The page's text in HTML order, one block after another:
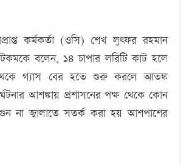
কর্মকর্তা (ওসি) শেখ লুৎফর রহমান
বলেন, ১৪ চাপার লরিটি কাট হলে
গ্যাস বের হতে শুরু করলে আতঙ্ক
আশঙ্কায় প্রশাসনের পক্ষ থেকে কোন
না জ্বালাতে সতর্ক করা হয় আশপাশের